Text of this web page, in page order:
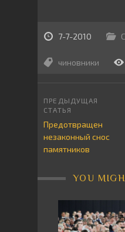
7-7-2010
чиновники
Предотвращен
незаконный снос
памятников
YOU